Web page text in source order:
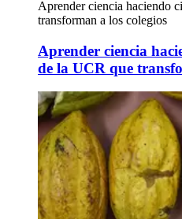
Aprender ciencia haciendo
transforman a los colegios
Aprender ciencia
de la UCR que